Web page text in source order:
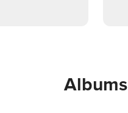
Albums